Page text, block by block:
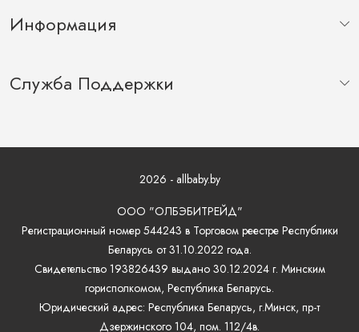
Информация
Служба Поддержки
2026 - allbaby.by
ООО "ОЛБЭБИТРЕЙД"
Регистрационный номер 544243 в Торговом реестре Республики
Беларусь от 31.10.2022 года.
Свидетельство 193826439 выдано 30.12.2024 г. Минским
горисполкомом, Республика Беларусь.
Юридический адрес: Республика Беларусь, г.Минск, пр-т
Дзержинского 104, пом. 112/4в.